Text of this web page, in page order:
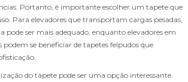
Portanto, é importante escolher um tapete que
Para elevadores que transportam cargas pesadas,
pode ser mais adequado, enquanto elevadores em
podem se beneficiar de tapetes felpudos que
do tapete pode ser uma opção interessante.